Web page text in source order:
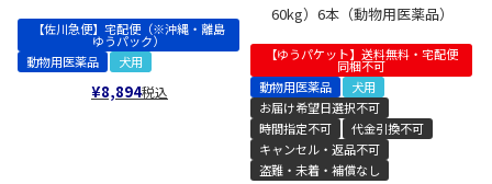
【佐川急便】宅配便（※沖縄・離島
ゆうパック）
動物用医薬品
犬用
¥8,894税込
60kg）6本（動物用医薬品）
【ゆうパケット】送料無料・宅配便
同梱不可
動物用医薬品
犬用
お届け希望日選択不可
時間指定不可
代金引換不可
キャンセル・返品不可
盗難・未着・補償なし